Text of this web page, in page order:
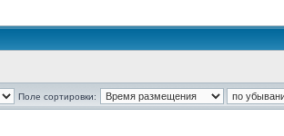
Поле сортировки: